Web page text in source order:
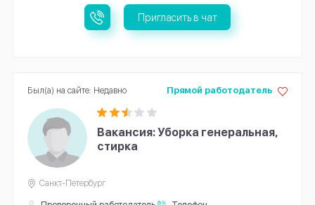
Пригласить в чат
Вакансия: Уборка генеральная,
стирка
Прямой работодатель
Санкт-Петербург
Был(а) на сайте: Недавно